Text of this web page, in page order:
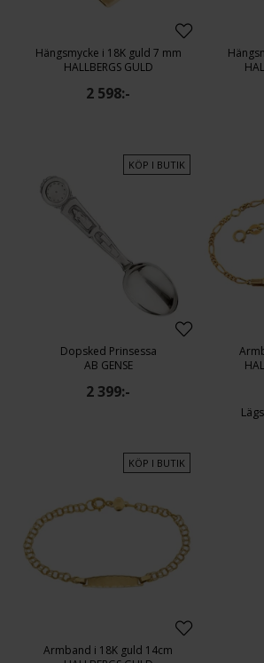
Hängsmycke i 18K guld 7 mm
HALLBERGS GULD
2 598:-
KÖP I BUTIK
Dopsked Prinsessa
AB GENSE
2 399:-
KÖP I BUTIK
Armband i 18K guld 14cm